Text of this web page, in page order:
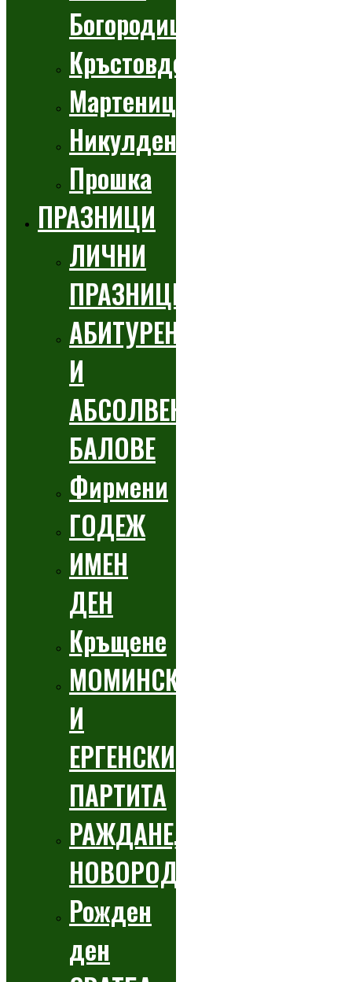
Богородица
Кръстовден
Мартеници
Никулден
Прошка
ПРАЗНИЦИ
ЛИЧНИ
ПРАЗНИЦИ
АБИТУРЕНТСКИ
И
АБСОЛВЕНТСКИ
БАЛОВЕ
Фирмени
ГОДЕЖ
ИМЕН
ДЕН
Кръщене
МОМИНСКИ
И
ЕРГЕНСКИ
ПАРТИТА
РАЖДАНЕ,
НОВОРОДЕНО
Рожден
ден